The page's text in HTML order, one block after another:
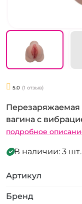
5.0 (1 отзыв)
Перезаряжаемая
вагина с
подробное
В наличии: 3 шт.
Артикул
Бренд